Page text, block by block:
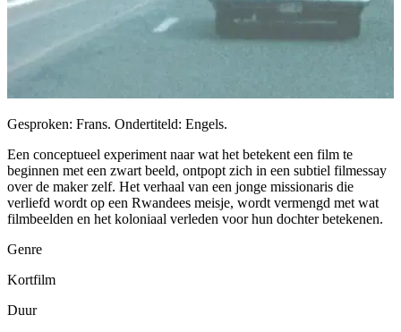
Gesproken: Frans. Ondertiteld: Engels.
Een conceptueel experiment naar wat het betekent een film te
beginnen met een zwart beeld, ontpopt zich in een subtiel filmessay
over de maker zelf. Het verhaal van een jonge missionaris die
verliefd wordt op een Rwandees meisje, wordt vermengd met wat
filmbeelden en het koloniaal verleden voor hun dochter betekenen.
Genre
Kortfilm
Duur